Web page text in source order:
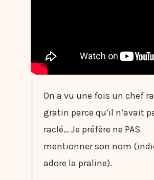
On a vu une fois un chef
gratin parce qu’il n’avait
raclé… Je préfère ne PAS
mentionner son nom
adore la praline).